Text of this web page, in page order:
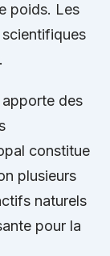
poids. Les
des
constitue
plusieurs
naturels
pour la